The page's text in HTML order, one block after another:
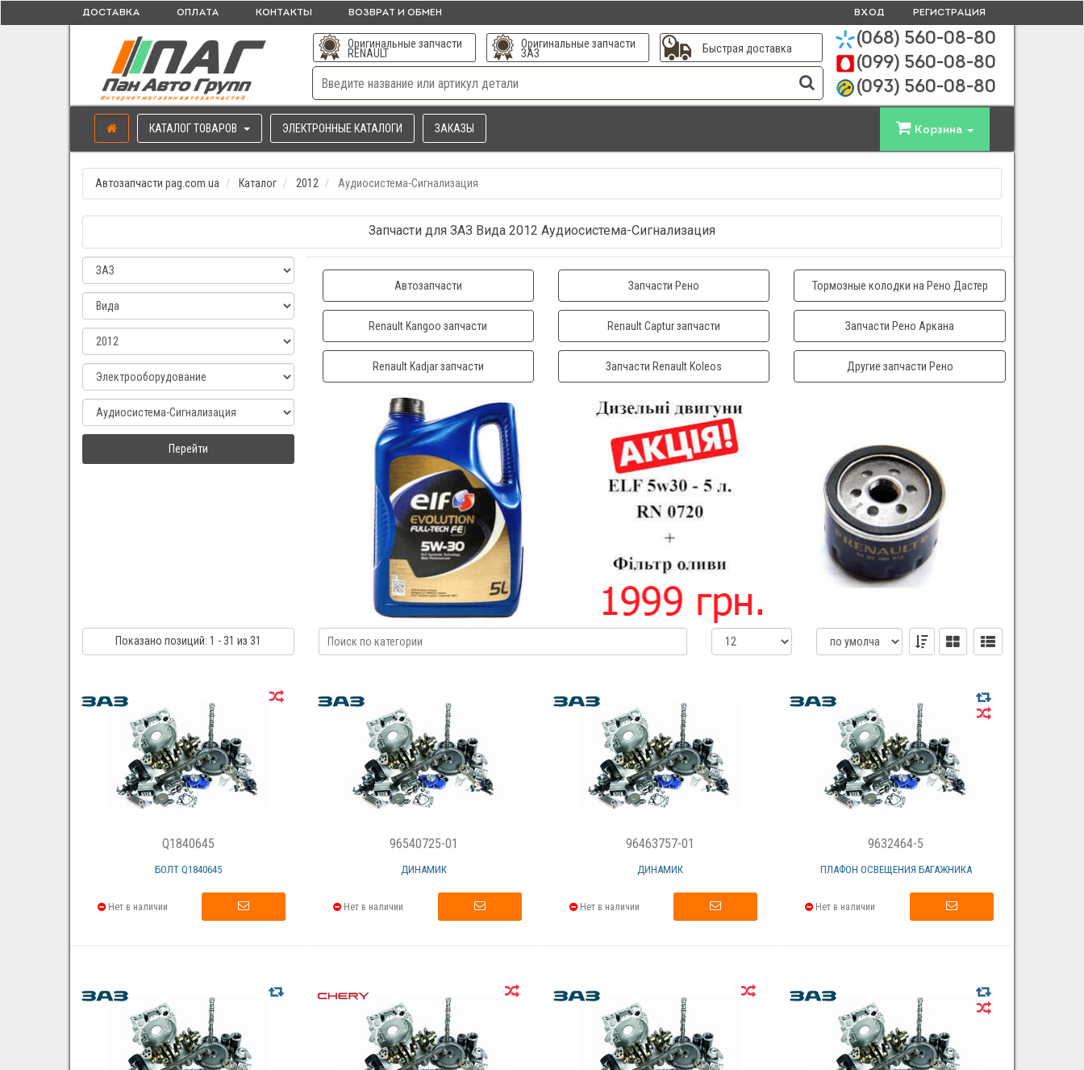
ДОСТАВКА ОПЛАТА КОНТАКТЫ ВОЗВРАТ И ОБМЕН ВХОД РЕГИСТРАЦИЯ
Оригинальные запчасти
RENAULT
Оригинальные запчасти
ЗАЗ Быстрая доставка (068) 560-08-80
(099) 560-08-80
(093) 560-08-80
КАТАЛОГ ТОВАРОВ ЭЛЕКТРОННЫЕ КАТАЛОГИ ЗАКАЗЫ Корзина
Автозапчасти pag.com.ua Каталог 2012 Аудиосистема-Сигнализация
Запчасти для ЗАЗ Вида 2012 Аудиосистема-Сигнализация
Перейти
Автозапчасти Запчасти Рено Тормозные колодки на Рено Дастер
Renault Kangoo запчасти Renault Captur запчасти Запчасти Рено Аркана
Renault Kadjar запчасти Запчасти Renault Koleos Другие запчасти Рено
Показано позиций: 1 - 31 из 31
Q1840645
БОЛТ Q1840645
Нет в наличии
96540725-01
ДИНАМИК
Нет в наличии
96463757-01
ДИНАМИК
Нет в наличии
9632464-5
ПЛАФОН ОСВЕЩЕНИЯ БАГАЖНИКА
Нет в наличии